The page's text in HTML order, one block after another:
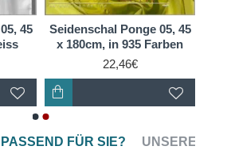
45
Seidenschal Ponge 05, 45
x 180cm, in 935 Farben
22,46€
FÜR SIE? UNSERE